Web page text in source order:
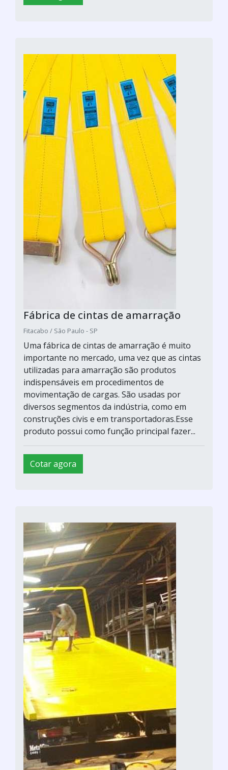
Fábrica de cintas de amarração
Fitacabo / São Paulo - SP
Uma fábrica de cintas de amarração é muito
importante no mercado, uma vez que as cintas
utilizadas para amarração são produtos
indispensáveis em procedimentos de
movimentação de cargas. São usadas por
diversos segmentos da indústria, como em
construções civis e em transportadoras.Esse
produto possui como função principal fazer...
Cotar agora